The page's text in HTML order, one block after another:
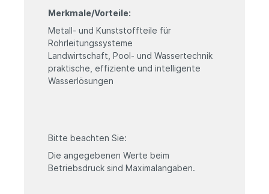
Merkmale/Vorteile:
Metall- und Kunststoffteile für
Rohrleitungssysteme
Landwirtschaft, Pool- und Wassertechnik
praktische, effiziente und intelligente
Wasserlösungen
Bitte beachten Sie:
Die angegebenen Werte beim
Betriebsdruck sind Maximalangaben.